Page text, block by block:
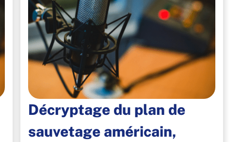
Décryptage du plan de
sauvetage américain,